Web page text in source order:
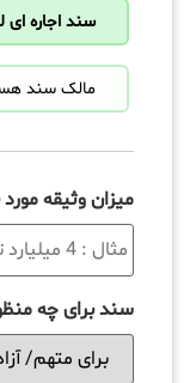
سند اجاره ای
مالک سند
میزان وثیقه مورد
سند برای چه